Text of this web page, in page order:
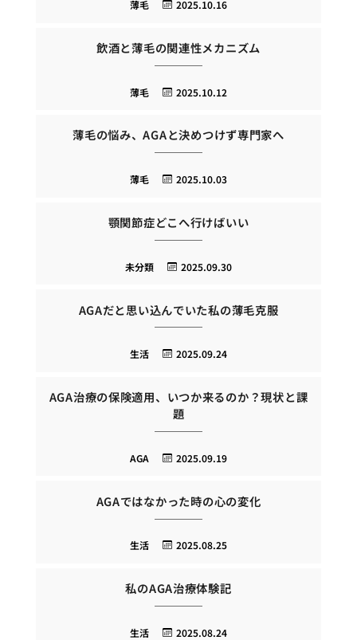
2025.10.16
薄毛
飲酒と薄毛の関連性メカニズム
2025.10.12
薄毛
薄毛の悩み、AGAと決めつけず専門家へ
2025.10.03
薄毛
顎関節症どこへ行けばいい
2025.09.30
未分類
AGAだと思い込んでいた私の薄毛克服
2025.09.24
生活
AGA治療の保険適用、いつか来るのか？現状と課
題
2025.09.19
AGA
AGAではなかった時の心の変化
2025.08.25
生活
私のAGA治療体験記
2025.08.24
生活